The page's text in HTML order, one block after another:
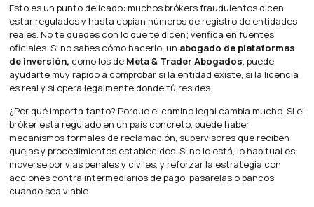
Esto es un punto delicado: muchos brókers fraudulentos dicen
estar regulados y hasta copian números de registro de entidades
reales. No te quedes con lo que te dicen; verifica en fuentes
oficiales. Si no sabes cómo hacerlo, un abogado de plataformas
de inversión, como los de Meta & Trader Abogados, puede
ayudarte muy rápido a comprobar si la entidad existe, si la licencia
es real y si opera legalmente donde tú resides.
¿Por qué importa tanto? Porque el camino legal cambia mucho. Si el
bróker está regulado en un país concreto, puede haber
mecanismos formales de reclamación, supervisores que reciben
quejas y procedimientos establecidos. Si no lo está, lo habitual es
moverse por vías penales y civiles, y reforzar la estrategia con
acciones contra intermediarios de pago, pasarelas o bancos
cuando sea viable.